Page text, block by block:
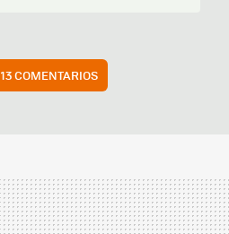
13 COMENTARIOS